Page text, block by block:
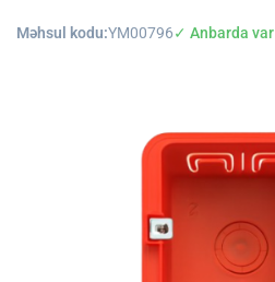
Məhsul kodu:YM00796✓ Anbarda var